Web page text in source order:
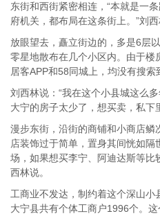
东街和西街紧密相连，“本就是一
府机关，都布局在这条街上。”刘西
放眼望去，矗立街边的，多是6层
零星地散布在几个小区内。由于
居客APP和58同城上，均没有搜索
刘西林说：“我在这个小县城这么
大宁的房子太少了，想买卖，私下
漫步东街，沿街的商铺和小商店鳞
店装饰过于简单，置身其间恍如隔
场，如果想买李宁、阿迪达斯等比
西林说。
工商业不发达，制约着这个深山小
大宁县共有个体工商户1996个。